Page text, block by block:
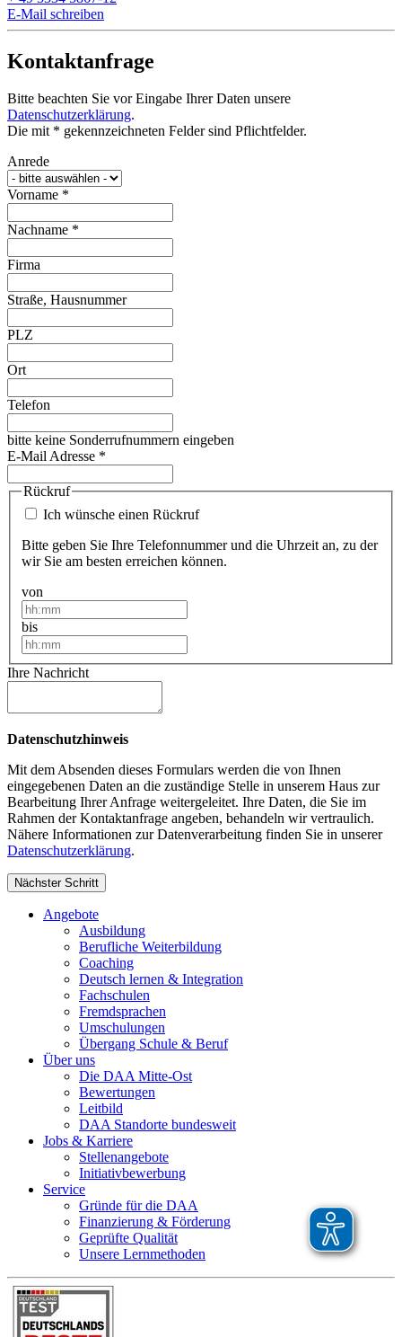
E-Mail schreiben
Kontaktanfrage
Bitte beachten Sie vor Eingabe Ihrer Daten unsere
Datenschutzerklärung.
Die mit * gekennzeichneten Felder sind Pflichtfelder.
Anrede
Vorname *
Nachname *
Firma
Straße, Hausnummer
PLZ
Ort
Telefon
bitte keine Sonderrufnummern eingeben
E-Mail Adresse *
Rückruf
Ich wünsche einen Rückruf
Bitte geben Sie Ihre Telefonnummer und die Uhrzeit an, zu der
wir Sie am besten erreichen können.
von
bis
Ihre Nachricht
Datenschutzhinweis
Mit dem Absenden dieses Formulars werden die von Ihnen
eingegebenen Daten an die zuständige Stelle in unserem Haus zur
Bearbeitung Ihrer Anfrage weitergeleitet. Ihre Daten, die Sie im
Rahmen der Kontaktanfrage angeben, behandeln wir vertraulich.
Nähere Informationen zur Datenverarbeitung finden Sie in unserer
Datenschutzerklärung.
Nächster Schritt
Angebote
Ausbildung
Berufliche Weiterbildung
Coaching
Deutsch lernen & Integration
Fachschulen
Fremdsprachen
Umschulungen
Übergang Schule & Beruf
Über uns
Die DAA Mitte-Ost
Bewertungen
Leitbild
DAA Standorte bundesweit
Jobs & Karriere
Stellenangebote
Initiativbewerbung
Service
Gründe für die DAA
Finanzierung & Förderung
Geprüfte Qualität
Unsere Lernmethoden